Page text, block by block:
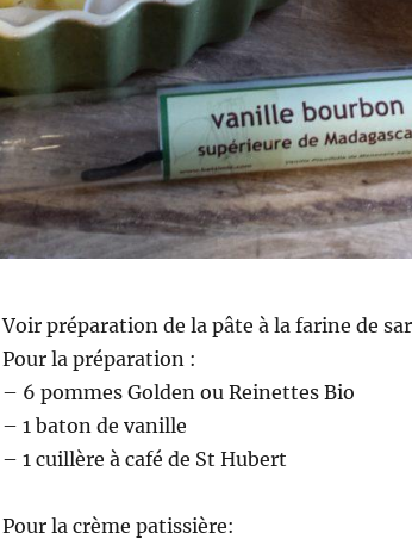
Voir préparation de la pâte à la farine de
Pour la préparation :
– 6 pommes Golden ou Reinettes Bio
– 1 baton de vanille
– 1 cuillère à café de St Hubert
Pour la crème patissière: